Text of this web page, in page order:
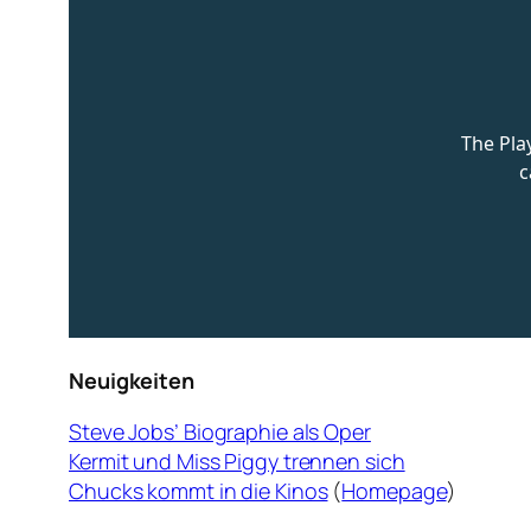
Neuigkeiten
Steve Jobs’ Biographie als Oper
Kermit und Miss Piggy trennen sich
Chucks kommt in die Kinos(Homepage)